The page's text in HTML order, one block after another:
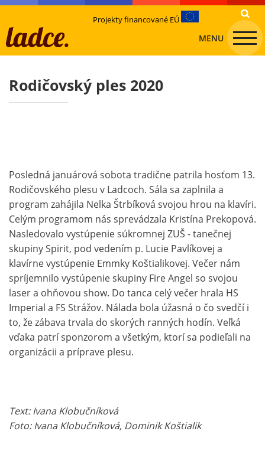
Projekty financované EÚ
MENU
Rodičovský ples 2020
Posledná januárová sobota tradične patrila hosťom 13.
Rodičovského plesu v Ladcoch. Sála sa zaplnila a
program zahájila Nelka Štrbíková svojou hrou na klavíri.
Celým programom nás sprevádzala Kristína Prekopová.
Nasledovalo vystúpenie súkromnej ZUŠ - tanečnej
skupiny Spirit, pod vedením p. Lucie Pavlíkovej a
klavírne vystúpenie Emmky Koštialikovej. Večer nám
spríjemnilo vystúpenie skupiny Fire Angel so svojou
laser a ohňovou show. Do tanca celý večer hrala HS
Imperial a FS Strážov. Nálada bola úžasná o čo svedčí i
to, že zábava trvala do skorých ranných hodín. Veľká
vďaka patrí sponzorom a všetkým, ktorí sa podieľali na
organizácii a príprave plesu.
Text: Ivana Klobučníková
Foto: Ivana Klobučníková, Dominik Koštialik